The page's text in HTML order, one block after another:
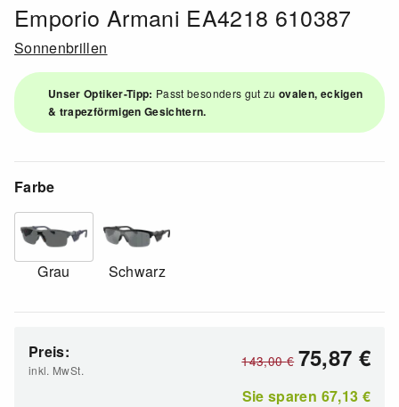
Emporio Armani EA4218 610387
Sonnenbrillen
Unser Optiker-Tipp: Passt besonders gut zuovalen, eckigen
& trapezförmigen Gesichtern.
Farbe
Grau Schwarz
Preis:
inkl. MwSt.
143,00€ 75,87 €
Sie sparen 67,13 €